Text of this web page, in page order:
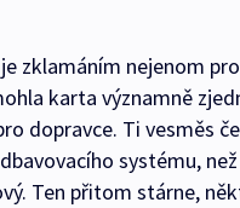
zklamáním nejenom
karta významně
dopravce. Ti vesměs
systému,
Ten přitom stárne,